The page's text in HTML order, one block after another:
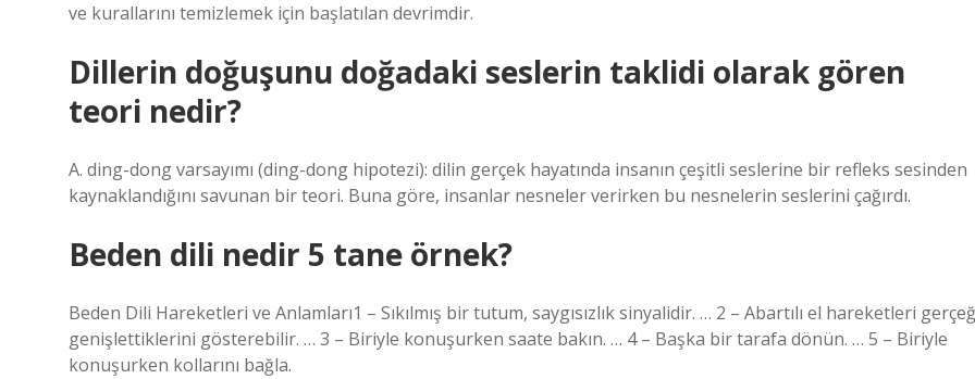
ve kurallarını temizlemek için başlatılan devrimdir.
Dillerin doğuşunu doğadaki seslerin taklidi olarak gören
teori nedir?
A. ding-dong varsayımı (ding-dong hipotezi): dilin gerçek hayatında insanın çeşitli seslerine bir refleks sesinden
kaynaklandığını savunan bir teori. Buna göre, insanlar nesneler verirken bu nesnelerin seslerini çağırdı.
Beden dili nedir 5 tane örnek?
Beden Dili Hareketleri ve Anlamları1 – Sıkılmış bir tutum, saygısızlık sinyalidir. … 2 – Abartılı el hareketleri
genişlettiklerini gösterebilir. … 3 – Biriyle konuşurken saate bakın. … 4 – Başka bir tarafa dönün. … 5 – Biriyle
konuşurken kollarını bağla.